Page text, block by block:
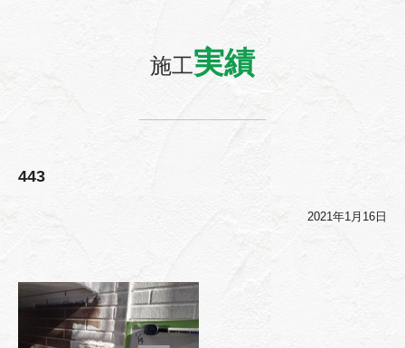
施工実績
443
2021年1月16日